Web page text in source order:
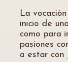
La
inicio de
como para
pasiones
a estar con